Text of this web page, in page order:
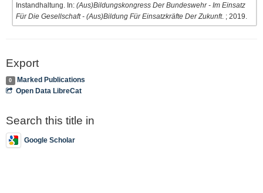
Instandhaltung. In: (Aus)Bildungskongress Der Bundeswehr - Im Einsatz
Für Die Gesellschaft - (Aus)Bildung Für Einsatzkräfte Der Zukunft. ; 2019.
Export
0
Marked Publications
Open Data LibreCat
Search this title in
Google Scholar